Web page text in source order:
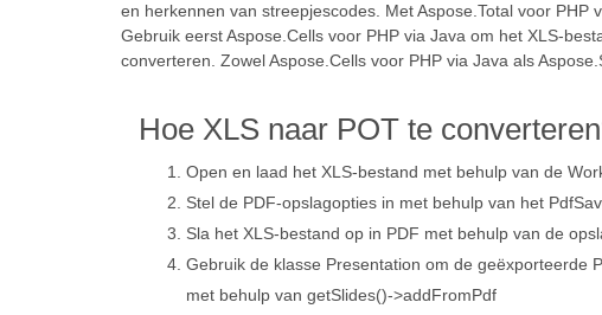
en herkennen van streepjescodes. Met Aspose.Total voor
Gebruik eerst Aspose.Cells voor PHP via Java om het XLS-
converteren. Zowel Aspose.Cells voor PHP via Java als
Hoe XLS naar POT te
Open en laad het XLS-bestand met behulp van de
Stel de PDF-opslagopties in met behulp van het
Sla het XLS-bestand op in PDF met behulp van de
Gebruik de klasse Presentation om de geëxporteerde
met behulp van getSlides()->addFromPdf